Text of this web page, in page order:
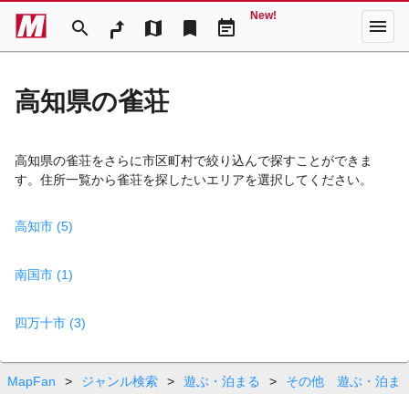
search map bookmark event_note
New! menu
高知県の雀荘
高知県の雀荘をさらに市区町村で絞り込んで探すことができま
す。住所一覧から雀荘を探したいエリアを選択してください。
高知市 (5)
南国市 (1)
四万十市 (3)
MapFan > ジャンル検索 > 遊ぶ・泊まる >
その他 遊ぶ・泊ま